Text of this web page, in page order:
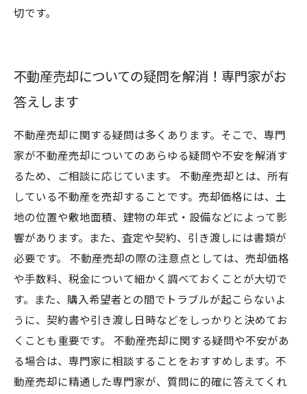
切です。
不動産売却についての疑問を解消！専門家がお
答えします
不動産売却に関する疑問は多くあります。そこで、専門
家が不動産売却についてのあらゆる疑問や不安を解消す
るため、ご相談に応じています。 不動産売却とは、所有
している不動産を売却することです。売却価格には、土
地の位置や敷地面積、建物の年式・設備などによって影
響があります。また、査定や契約、引き渡しには書類が
必要です。 不動産売却の際の注意点としては、売却価格
や手数料、税金について細かく調べておくことが大切で
す。また、購入希望者との間でトラブルが起こらないよ
うに、契約書や引き渡し日時などをしっかりと決めてお
くことも重要です。 不動産売却に関する疑問や不安があ
る場合は、専門家に相談することをおすすめします。不
動産売却に精通した専門家が、質問に的確に答えてくれ